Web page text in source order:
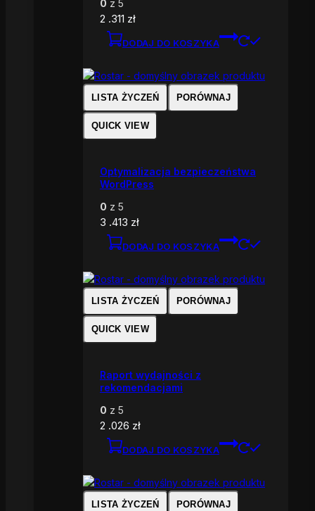
0 z 5
2 .311 zł
DODAJ DO KOSZYKA
LISTA ŻYCZEŃ PORÓWNAJ
QUICK VIEW
Optymalizacja bezpieczeństwa
WordPress
0 z 5
3 .413 zł
DODAJ DO KOSZYKA
LISTA ŻYCZEŃ PORÓWNAJ
QUICK VIEW
Raport wydajności z
rekomendacjami
0 z 5
2 .026 zł
DODAJ DO KOSZYKA
LISTA ŻYCZEŃ PORÓWNAJ